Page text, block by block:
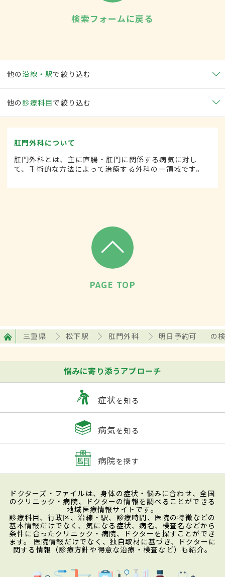
検索フォームに戻る
他の沿線・駅で絞り込む
他の 診療科目で絞り込む
肛門外科について
肛門外科とは、主に直腸・肛門に関係する病気に対し
て、手術的な方法によって治療する外科の一領域です。
PAGE TOP
三重県 松下駅 肛門外科 明日予約可 の
悩みに寄り添うアプローチ
症状を知る
病気を知る
病院を探す
ドクターズ・ファイルは、身体の症状・悩みに合わせ、全国
のクリニック・病院、ドクターの情報を調べることができる
地域医療情報サイトです。
診療科目、行政区、沿線・駅、診療時間、医院の特徴などの
基本情報だけでなく、気になる症状、病名、検査名などから
条件に合ったクリニック・病院、ドクターを探すことができ
ます。 医院情報だけでなく、独自取材に基づき、ドクターに
関する情報（診療方針や得意な治療・検査など）も紹介。